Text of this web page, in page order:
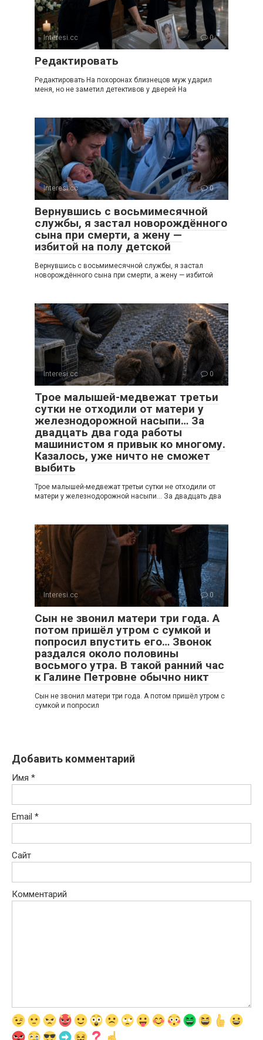
Interesi.cc 0
Редактировать
Редактировать На похоронах близнецов муж ударил
меня, но не заметил детективов у дверей На
Interesi.cc 0
Вернувшись с восьмимесячной
службы, я застал новорождённого
сына при смерти, а жену —
избитой на полу детской
Вернувшись с восьмимесячной службы, я застал
новорождённого сына при смерти, а жену — избитой
Interesi.cc 0
Трое малышей-медвежат третьи
сутки не отходили от матери у
железнодорожной насыпи… За
двадцать два года работы
машинистом я привык ко многому.
Казалось, уже ничто не сможет
выбить
Трое малышей-медвежат третьи сутки не отходили от
матери у железнодорожной насыпи… За двадцать два
Interesi.cc 0
Сын не звонил матери три года. А
потом пришёл утром с сумкой и
попросил впустить его… Звонок
раздался около половины
восьмого утра. В такой ранний час
к Галине Петровне обычно никт
Сын не звонил матери три года. А потом пришёл утром с
сумкой и попросил
Добавить комментарий
Имя *
Email *
Сайт
Комментарий